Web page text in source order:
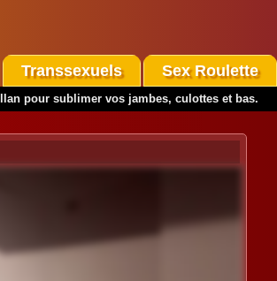
Transsexuels Sex Roulette
pour sublimer vos jambes, culottes et bas.